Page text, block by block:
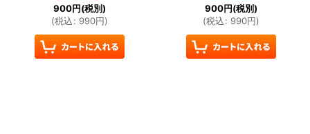
900円(税別)
(税込: 990円)
900円(税別)
(税込: 990円)